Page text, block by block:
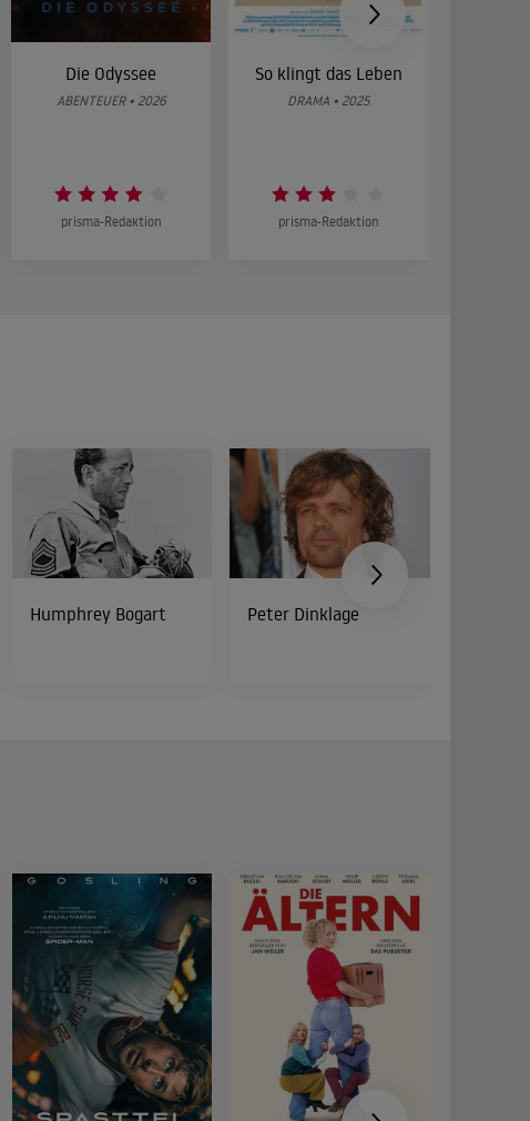
Die Odyssee
ABENTEUER • 2026
prisma-Redaktion
So klingt das Leben
DRAMA • 2025
prisma-Redaktion
Humphrey Bogart Peter Dinklage